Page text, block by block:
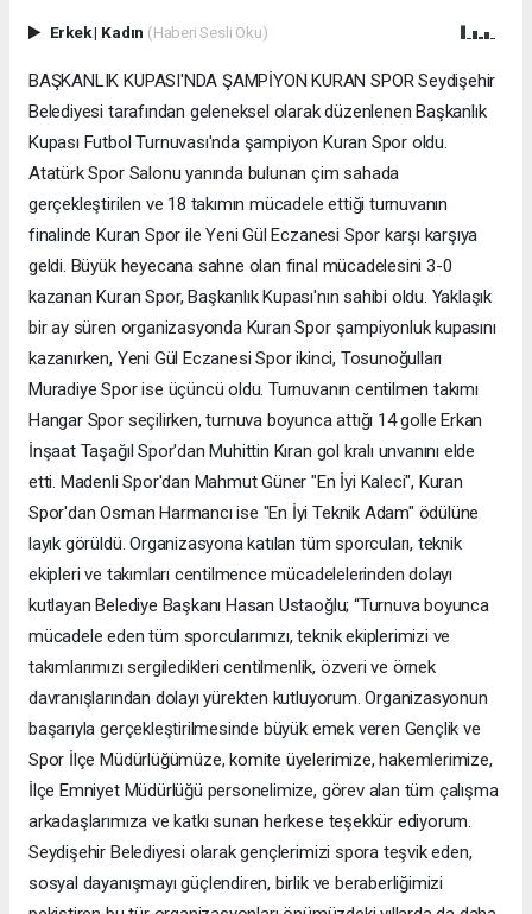
Erkek| Kadın (Haberi Sesli Oku)
BAŞKANLIK KUPASI'NDA ŞAMPİYON KURAN SPOR Seydişehir
Belediyesi tarafından geleneksel olarak düzenlenen Başkanlık
Kupası Futbol Turnuvası'nda şampiyon Kuran Spor oldu.
Atatürk Spor Salonu yanında bulunan çim sahada
gerçekleştirilen ve 18 takımın mücadele ettiği turnuvanın
finalinde Kuran Spor ile Yeni Gül Eczanesi Spor karşı karşıya
geldi. Büyük heyecana sahne olan final mücadelesini 3-0
kazanan Kuran Spor, Başkanlık Kupası'nın sahibi oldu. Yaklaşık
bir ay süren organizasyonda Kuran Spor şampiyonluk kupasını
kazanırken, Yeni Gül Eczanesi Spor ikinci, Tosunoğulları
Muradiye Spor ise üçüncü oldu. Turnuvanın centilmen takımı
Hangar Spor seçilirken, turnuva boyunca attığı 14 golle Erkan
İnşaat Taşağıl Spor'dan Muhittin Kıran gol kralı unvanını elde
etti. Madenli Spor'dan Mahmut Güner "En İyi Kaleci", Kuran
Spor'dan Osman Harmancı ise "En İyi Teknik Adam" ödülüne
layık görüldü. Organizasyona katılan tüm sporcuları, teknik
ekipleri ve takımları centilmence mücadelelerinden dolayı
kutlayan Belediye Başkanı Hasan Ustaoğlu; “Turnuva boyunca
mücadele eden tüm sporcularımızı, teknik ekiplerimizi ve
takımlarımızı sergiledikleri centilmenlik, özveri ve örnek
davranışlarından dolayı yürekten kutluyorum. Organizasyonun
başarıyla gerçekleştirilmesinde büyük emek veren Gençlik ve
Spor İlçe Müdürlüğümüze, komite üyelerimize, hakemlerimize,
İlçe Emniyet Müdürlüğü personelimize, görev alan tüm çalışma
arkadaşlarımıza ve katkı sunan herkese teşekkür ediyorum.
Seydişehir Belediyesi olarak gençlerimizi spora teşvik eden,
sosyal dayanışmayı güçlendiren, birlik ve beraberliğimizi